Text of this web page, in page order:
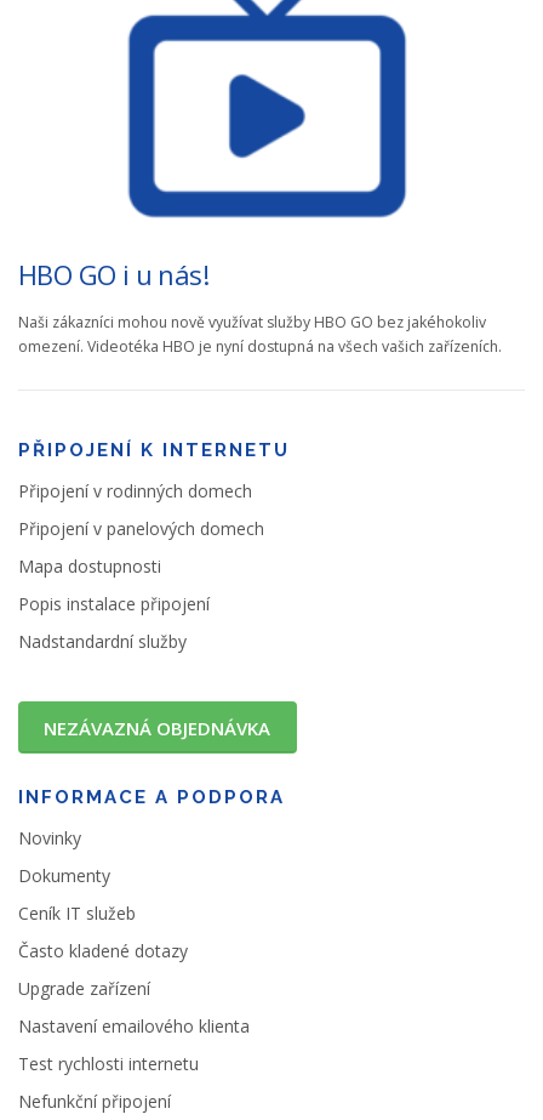
HBO GO i u nás!
Naši zákazníci mohou nově využívat služby HBO GO bez jakéhokoliv
omezení. Videotéka HBO je nyní dostupná na všech vašich zařízeních.
PŘIPOJENÍ K INTERNETU
Připojení v rodinných domech
Připojení v panelových domech
Mapa dostupnosti
Popis instalace připojení
Nadstandardní služby
NEZÁVAZNÁ OBJEDNÁVKA
INFORMACE A PODPORA
Novinky
Dokumenty
Ceník IT služeb
Často kladené dotazy
Upgrade zařízení
Nastavení emailového klienta
Test rychlosti internetu
Nefunkční připojení